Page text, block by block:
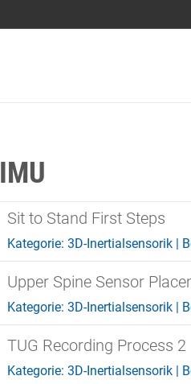
IMU
Sit to Stand First Steps
Kategorie: 3D-Inertialsensorik|
Upper Spine Sensor
Kategorie: 3D-Inertialsensorik|
TUG Recording Process 2
Kategorie: 3D-Inertialsensorik|